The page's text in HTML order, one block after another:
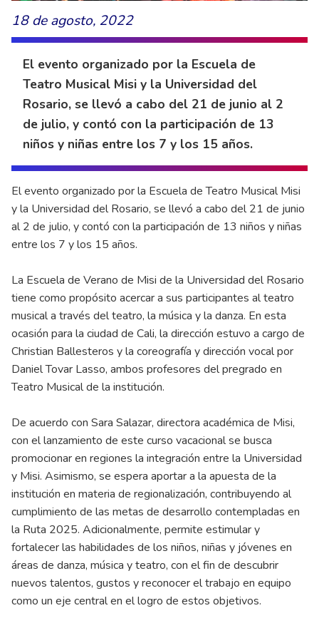
18 de agosto, 2022
El evento organizado por la Escuela de
Teatro Musical Misi y la Universidad del
Rosario, se llevó a cabo del 21 de junio al 2
de julio, y contó con la participación de 13
niños y niñas entre los 7 y los 15 años.
El evento organizado por la Escuela de Teatro Musical Misi
y la Universidad del Rosario, se llevó a cabo del 21 de junio
al 2 de julio, y contó con la participación de 13 niños y niñas
entre los 7 y los 15 años.
La Escuela de Verano de Misi de la Universidad del Rosario
tiene como propósito acercar a sus participantes al teatro
musical a través del teatro, la música y la danza. En esta
ocasión para la ciudad de Cali, la dirección estuvo a cargo de
Christian Ballesteros y la coreografía y dirección vocal por
Daniel Tovar Lasso, ambos profesores del pregrado en
Teatro Musical de la institución.
De acuerdo con Sara Salazar, directora académica de Misi,
con el lanzamiento de este curso vacacional se busca
promocionar en regiones la integración entre la Universidad
y Misi. Asimismo, se espera aportar a la apuesta de la
institución en materia de regionalización, contribuyendo al
cumplimiento de las metas de desarrollo contempladas en
la Ruta 2025. Adicionalmente, permite estimular y
fortalecer las habilidades de los niños, niñas y jóvenes en
áreas de danza, música y teatro, con el fin de descubrir
nuevos talentos, gustos y reconocer el trabajo en equipo
como un eje central en el logro de estos objetivos.